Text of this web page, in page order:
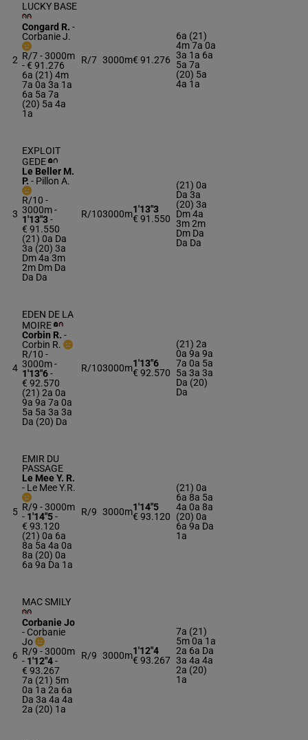
2
LUCKY BASE
Congard R. -
Corbanie J.
R/7 - 3000m
- € 91.276
6a (21) 4m
7a 0a 3a 1a
6a 5a 7a
(20) 5a 4a
1a
R/7 3000m€ 91.276
6a (21)
4m 7a 0a
3a 1a 6a
5a 7a
(20) 5a
4a 1a
3
EXPLOIT
GEDE
Le Beller M.
P. - Pillon A.
R/10 -
3000m-
1'13"3-
€ 91.550
(21) 0a Da
3a (20) 3a
Dm 4a 3m
2m Dm Da
Da Da
R/103000m1'13"3
€ 91.550
(21) 0a
Da 3a
(20) 3a
Dm 4a
3m 2m
Dm Da
Da Da
4
EDEN DE LA
MOIRE
Corbin R. -
Corbin R.
R/10 -
3000m-
1'13"6-
€ 92.570
(21) 2a 0a
9a 9a 7a 0a
5a 5a 3a 3a
Da (20) Da
R/103000m1'13"6
€ 92.570
(21) 2a
0a 9a 9a
7a 0a 5a
5a 3a 3a
Da (20)
Da
5
EMIR DU
PASSAGE
Le Mee Y. R.
- Le Mee Y.R.
R/9 - 3000m
- 1'14"5-
€ 93.120
(21) 0a 6a
8a 5a 4a 0a
8a (20) 0a
6a 9a Da 1a
R/9 3000m1'14"5
€ 93.120
(21) 0a
6a 8a 5a
4a 0a 8a
(20) 0a
6a 9a Da
1a
6
MAC SMILY
Corbanie Jo
- Corbanie
Jo
R/9 - 3000m
- 1'12"4-
€ 93.267
7a (21) 5m
0a 1a 2a 6a
Da 3a 4a 4a
2a (20) 1a
R/9 3000m1'12"4
€ 93.267
7a (21)
5m 0a 1a
2a 6a Da
3a 4a 4a
2a (20)
1a